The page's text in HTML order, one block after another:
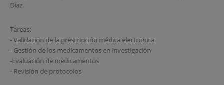
Díaz.
Tareas:
- Validación de la prescripción médica electrónica
- Gestión de los medicamentos en investigación
-Evaluación de medicamentos
- Revisión de protocolos